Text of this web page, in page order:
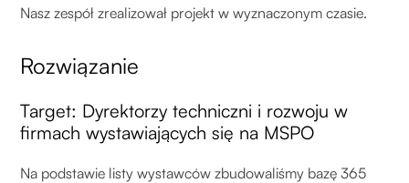
Nasz zespół zrealizował projekt w wyznaczonym czasie.
Rozwiązanie
Target: Dyrektorzy techniczni i rozwoju w
firmach wystawiających się na MSPO
Na podstawie listy wystawców zbudowaliśmy bazę 365